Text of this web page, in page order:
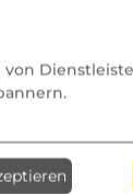
wird die